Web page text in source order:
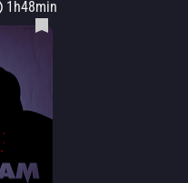
1h48min